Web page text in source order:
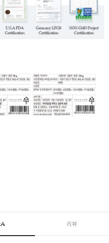
리뷰